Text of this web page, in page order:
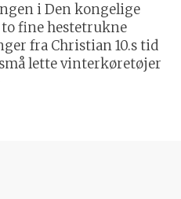
i Den kongelige
to fine hestetrukne
fra Christian 10.s tid
lette vinterkøretøjer